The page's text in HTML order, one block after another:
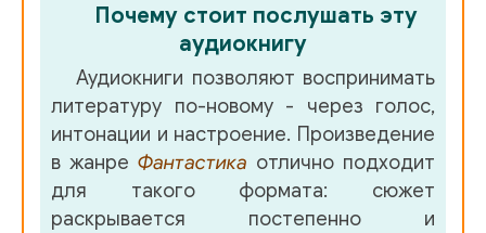
Почему стоит послушать эту
аудиокнигу
Аудиокниги позволяют воспринимать
литературу по-новому - через голос,
интонации и настроение. Произведение
в жанре Фантастика отлично подходит
для такого формата: сюжет
раскрывается постепенно и